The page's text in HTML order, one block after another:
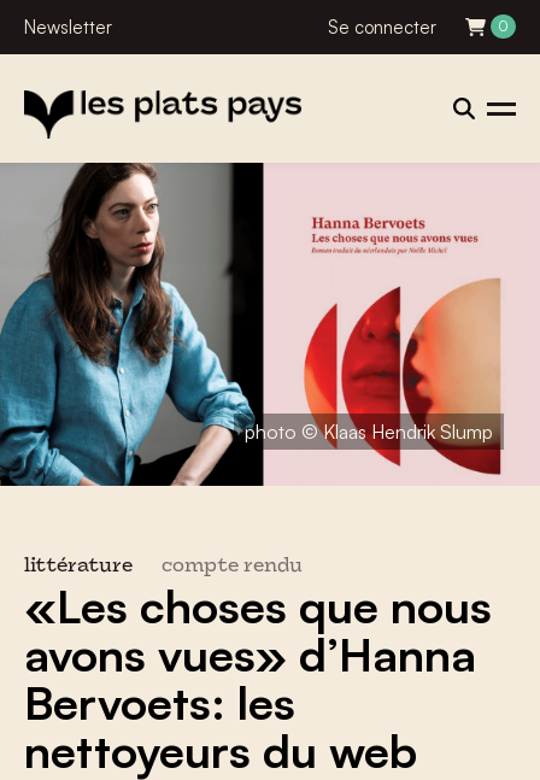
Newsletter Se connecter 0
photo © Klaas Hendrik Slump
littérature compte rendu
«Les choses que nous
avons vues» d’Hanna
Bervoets: les
nettoyeurs du web